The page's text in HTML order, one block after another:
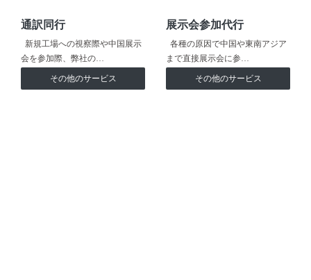
通訳同行
新規工場への視察際や中国展示
会を参加際、弊社の…
その他のサービス
展示会参加代行
各種の原因で中国や東南アジア
まで直接展示会に参…
その他のサービス